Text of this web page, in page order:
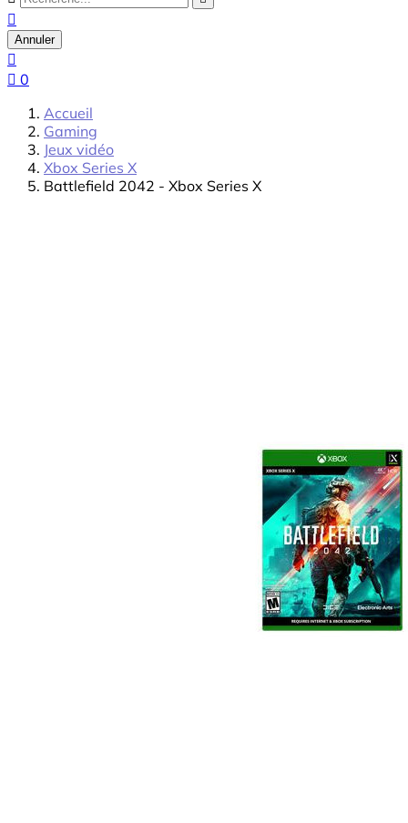

Annuler

 0
Accueil
Gaming
Jeux vidéo
Xbox Series X
Battlefield 2042 - Xbox Series X